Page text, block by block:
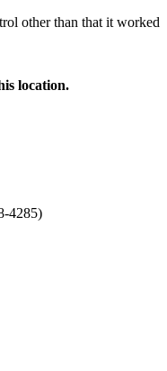
other than that it worked
location.
4285)